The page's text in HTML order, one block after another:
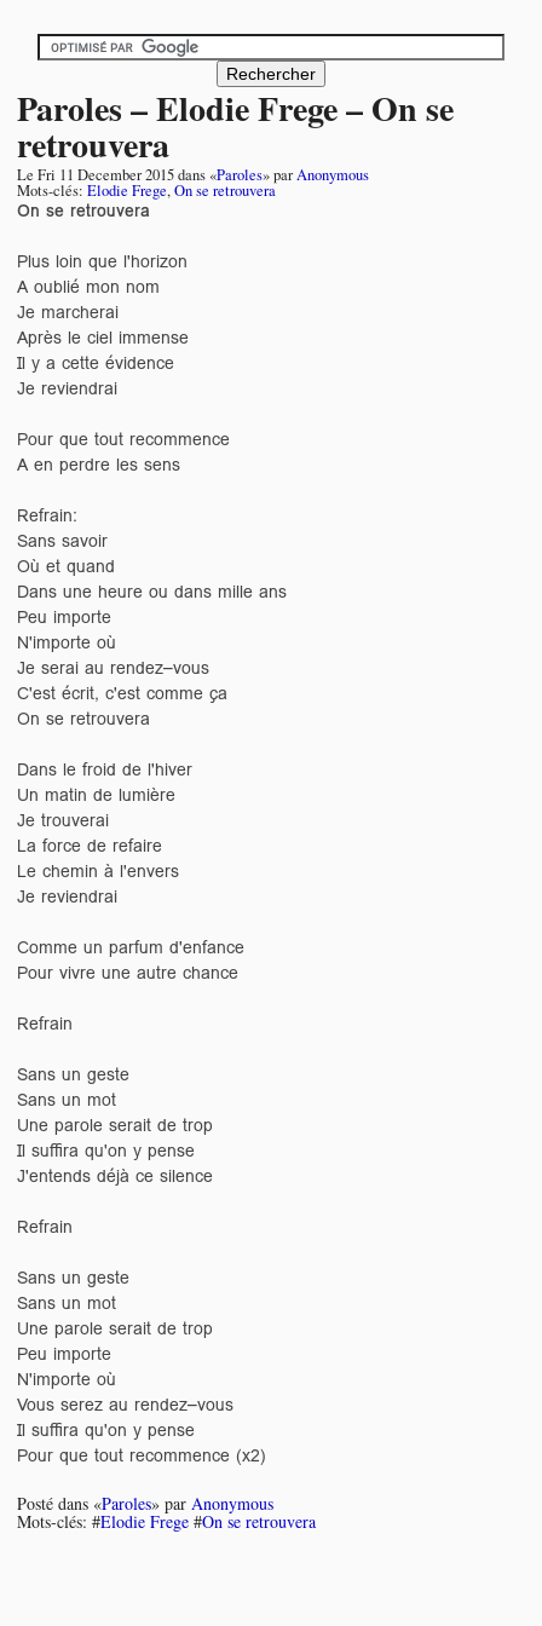
Paroles – Elodie Frege – On se
retrouvera
Le Fri 11 December 2015dans «Paroles» parAnonymous
Mots-clés: Elodie Frege,On se retrouvera
On se retrouvera
Plus loin que l'horizon
A oublié mon nom
Je marcherai
Après le ciel immense
Il y a cette évidence
Je reviendrai
Pour que tout recommence
A en perdre les sens
Refrain:
Sans savoir
Où et quand
Dans une heure ou dans mille ans
Peu importe
N'importe où
Je serai au rendez–vous
C'est écrit, c'est comme ça
On se retrouvera
Dans le froid de l'hiver
Un matin de lumière
Je trouverai
La force de refaire
Le chemin à l'envers
Je reviendrai
Comme un parfum d'enfance
Pour vivre une autre chance
Refrain
Sans un geste
Sans un mot
Une parole serait de trop
Il suffira qu'on y pense
J'entends déjà ce silence
Refrain
Sans un geste
Sans un mot
Une parole serait de trop
Peu importe
N'importe où
Vous serez au rendez–vous
Il suffira qu'on y pense
Pour que tout recommence (x2)
Posté dans «Paroles» par Anonymous
Mots-clés: #Elodie Frege #On se retrouvera